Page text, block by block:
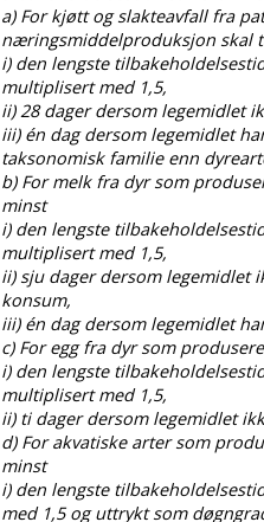
a) For kjøtt og slakteavfall fra
næringsmiddelproduksjon skal
i) den lengste
multiplisert med 1,5,
ii) 28 dager dersom legemidlet
iii) én dag dersom legemidlet
taksonomisk familie enn
b) For melk fra dyr som
minst
i) den lengste
multiplisert med 1,5,
ii) sju dager dersom legemidlet
konsum,
iii) én dag dersom legemidlet
c) For egg fra dyr som
i) den lengste
multiplisert med 1,5,
ii) ti dager dersom legemidlet
d) For akvatiske arter som
minst
i) den lengste
med 1,5 og uttrykt som